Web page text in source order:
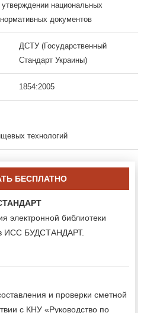
национальных
документов
ДСТУ (Государственный
Стандарт Украины)
1854:2005
технологий
БЕСПЛАТНО
электронной библиотеки
ИСС БУДСТАНДАРТ.
и проверки сметной
с КНУ «Руководство по